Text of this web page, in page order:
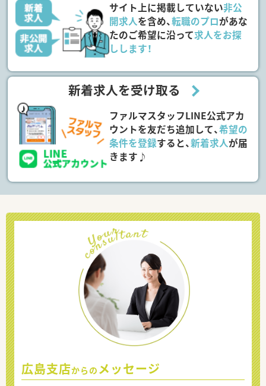
サイト上に掲載していない非公
開求人を含め、転職のプロがあな
たのご希望に沿って求人をお探
しします！
新着求人を受け取る
ファルマスタッフLINE公式アカ
ウントを友だち追加して、希望の
条件を登録すると、新着求人が届
きます♪
広島支店からの メッセージ